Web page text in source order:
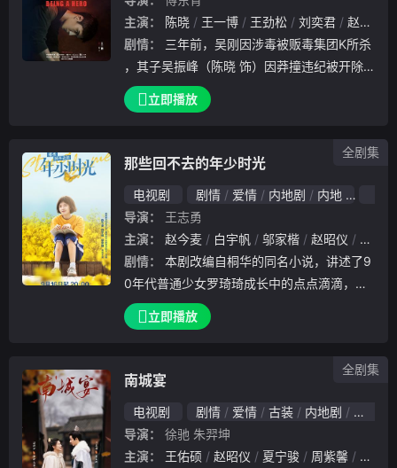
主演：
陈晓 王一博 王劲松 刘奕君 赵昭仪
剧情：
，其子吴振峰（陈晓 饰）因莽撞违纪被开除
警籍。吴振峰心如死灰，被兄弟陈宇（王一博
饰）阻拦出境，途中二人险遭劫持，吴振峰为
人的
立即播放
那些回不去的年少时光
电视剧 剧情 爱情 内地剧 内地
导演：
王志勇
主演：
赵今麦 白宇帆 邬家楷 赵昭仪
张昕懿
剧情：
0年代普通少女罗琦琦成长中的点点滴滴，爱
情与友情以及身边每个人生活和思想上发生的
剧变。
立即播放
全剧集
南城宴
电视剧 剧情 爱情 古装 内地剧
内地
导演：
徐驰 朱羿坤
主演：
王佑硕 赵昭仪 夏宁骏 周紫馨
胡正君
全剧集